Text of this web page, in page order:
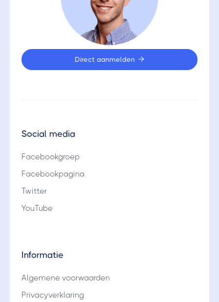
Direct aanmelden 
Social media
Facebookgroep
Facebookpagina
Twitter
YouTube
Informatie
Algemene voorwaarden
Privacyverklaring